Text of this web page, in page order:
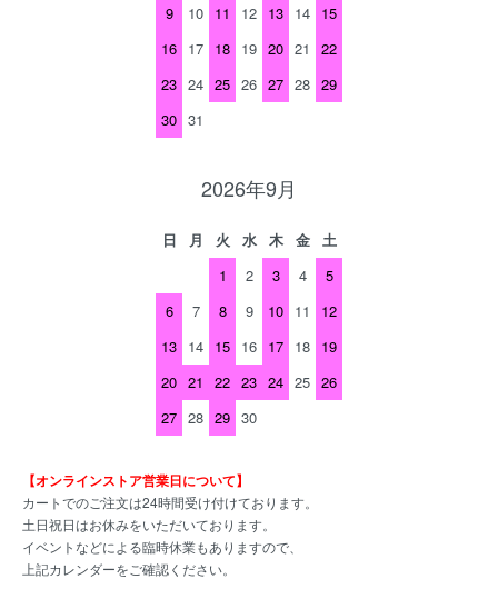
9
10 11 12 13 14 15
16 17 18 19 20 21
22
23 24 25 26 27 28 29
30 31
2026年9月
日 月 火 水 木 金
土
1
2 3 4
5
6
7 8 9 10 11
12
13 14 15 16 17 18 19
20 21 22 23 24 25 26
27 28 29 30
【オンラインストア営業日について】
カートでのご注文は24時間受け付けております。
土日祝日はお休みをいただいております。
イベントなどによる臨時休業もありますので、
上記カレンダーをご確認ください。